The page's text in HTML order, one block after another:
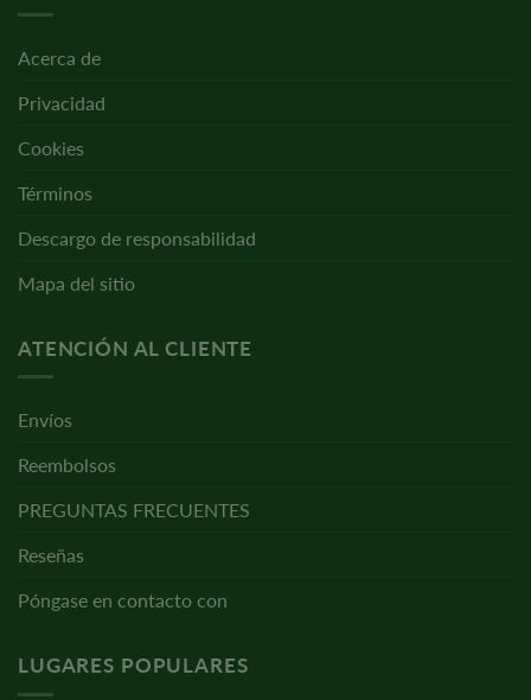
Acerca de
Privacidad
Cookies
Términos
Descargo de responsabilidad
Mapa del sitio
ATENCIÓN AL CLIENTE
Envíos
Reembolsos
PREGUNTAS FRECUENTES
Reseñas
Póngase en contacto con
LUGARES POPULARES